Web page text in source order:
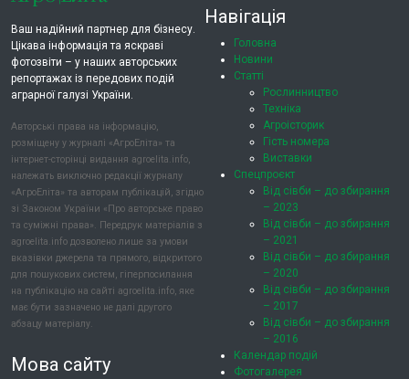
Ваш надійний партнер для бізнесу.
Цікава інформація та яскраві
фотозвіти – у наших авторських
репортажах із передових подій
аграрної галузі України.
Авторські права на інформацію,
розміщену у журналі «АгроЕліта» та
інтернет-сторінці видання agroelita.info,
належать виключно редакції журналу
«АгроЕліта» та авторам публікацій, згідно
зі Законом України «Про авторське право
та суміжні права». Передрук матеріалів з
agroelita.info дозволено лише за умови
вказівки джерела та прямого, відкритого
для пошукових систем, гіперпосилання
на публікацію на сайті agroelita.info, яке
має бути зазначено не далі другого
абзацу матеріалу.
Мова сайту
Навігація
Головна
Новини
Статті
Рослинництво
Техніка
Агроісторик
Гість номера
Виставки
Спецпроєкт
Від сівби – до збирання
– 2023
Від сівби – до збирання
– 2021
Від сівби – до збирання
– 2020
Від сівби – до збирання
– 2017
Від сівби – до збирання
– 2016
Календар подій
Фотогалерея